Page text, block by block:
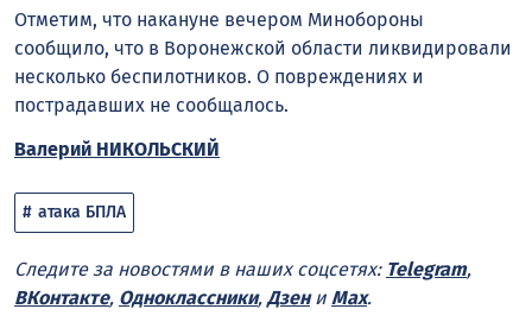
Отметим, что накануне вечером Минобороны
сообщило, что в Воронежской области ликвидировали
несколько беспилотников. О повреждениях и
пострадавших не сообщалось.
Валерий НИКОЛЬСКИЙ
атака БПЛА
Следите за новостями в наших соцсетях: Telegram,
ВКонтакте, Одноклассники, Дзени Max.